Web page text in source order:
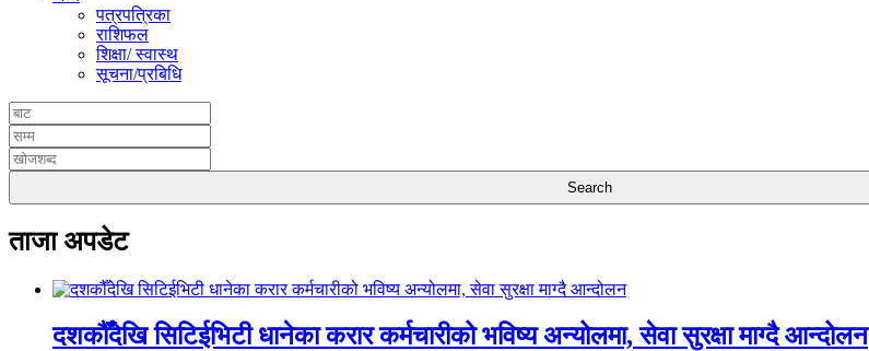
पत्रपत्रिका
राशिफल
शिक्षा/ स्वास्थ
सूचना/प्रबिधि
ताजा अपडेट
दशकौँदेखि सिटिईभिटी धानेका करार कर्मचारीको भविष्य अन्योलमा, सेवा सुरक्षा माग्दै आन्दोलन